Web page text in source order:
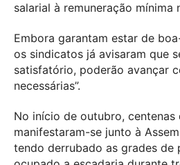
salarial à remuneração mínima
Embora garantam estar de
os sindicatos já avisaram que
satisfatório, poderão avançar
necessárias”.
No início de outubro, centenas
manifestaram-se junto à
tendo derrubado as grades